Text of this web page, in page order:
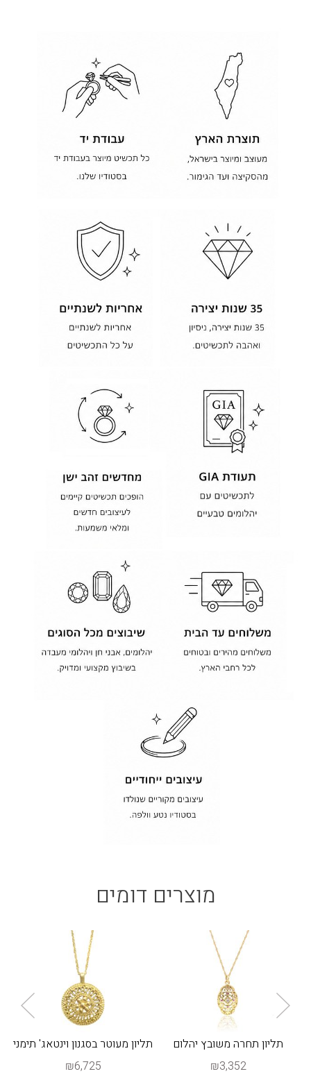
מוצרים דומים
תליון תחרה משובץ יהלום
₪3,352
תליון מעוטר בסגנון וינטאג' תימני
₪6,725